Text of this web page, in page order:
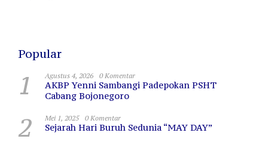
Popular
1 Agustus 4, 2026 0 Komentar
AKBP Yenni Sambangi Padepokan PSHT
Cabang Bojonegoro
2 Mei 1, 2025 0 Komentar
Sejarah Hari Buruh Sedunia “MAY DAY”